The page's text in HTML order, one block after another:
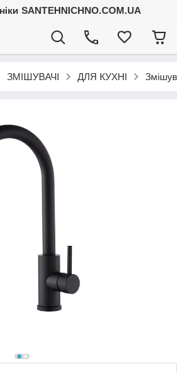
SANTEHNICHNO.COM.UA
ЗМІШУВАЧІ ДЛЯ КУХНІ